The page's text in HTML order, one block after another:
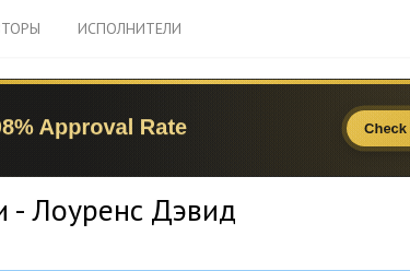
ИСПОЛНИТЕЛИ
- Лоуренс Дэвид